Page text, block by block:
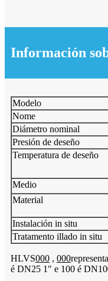
Información
Modelo
Nome
Diámetro nominal
Presión de deseño
Temperatura de deseño
Medio
Material
Instalación in situ
Tratamento illado in situ
HLVS000 , 000
é DN25 1" e 100 é